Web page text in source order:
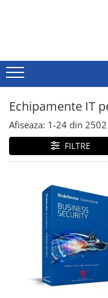
Laptop, Tablete &
Laptop / Notebook
Notebook Consumer
Accesorii Laptop
Componente Laptop
Telefoane & accesorii
Smart Watch
Apple AirTag
Inele Smart
Ochelari Smart
Echipamente IT
Afiseaza: 1-24 din 2502
FILTRE